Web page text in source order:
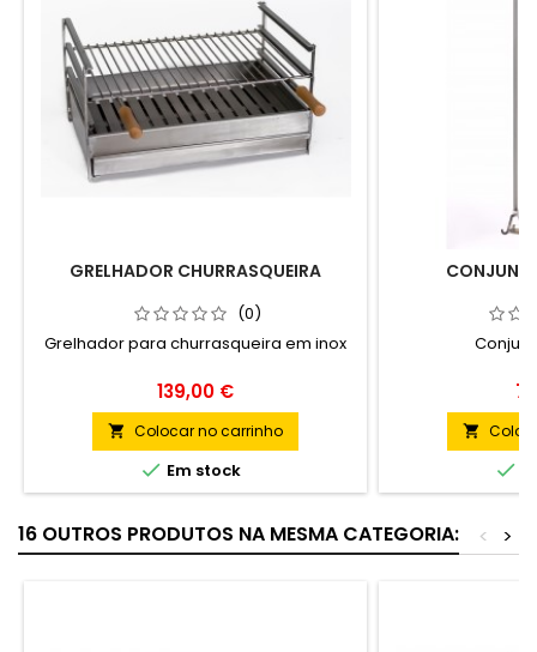
GRELHADOR CHURRASQUEIRA
(0)
Grelhador para churrasqueira em inox
Preço
139,00 €
 Colocar no carrinho
 Em stock


16 OUTROS PRODUTOS NA MESMA CATEGORIA: >
<